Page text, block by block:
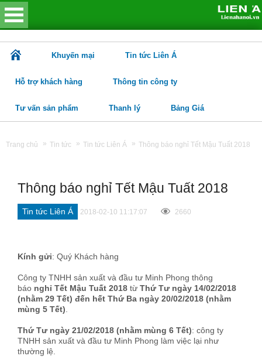
Khuyến mại Tin tức Liên Á
Hỗ trợ khách hàng Thông tin công ty
Tư vấn sản phẩm Thanh lý Bảng Giá
Trang chủ » Tin tức » Tin tức Liên Á » Thông báo nghỉ Tết Mậu Tuất 2018
Thông báo nghỉ Tết Mậu Tuất 2018
Tin tức Liên Á 2018-02-10 11:17:07 2660
Kính gửi: Quý Khách hàng
Công ty TNHH sản xuất và đầu tư Minh Phong thông
báo nghỉ Tết Mậu Tuất 2018 từ Thứ Tư ngày 14/02/2018
(nhằm 29 Tết) đến hết Thứ Ba ngày 20/02/2018 (nhằm
mùng 5 Tết)
Thứ Tư ngày 21/02/2018 (nhằm mùng 6 Tết): công ty
TNHH sản xuất và đầu tư Minh Phong làm việc lại như
thường lệ.